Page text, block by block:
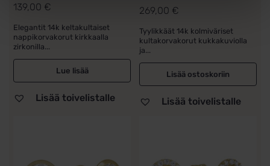
139,00 €
Elegantit 14k keltakultaiset
nappikorvakorut kirkkaalla
zirkonilla...
Lue lisää
Lisää toivelistalle
269,00 €
Tyylikkäät 14k kolmiväriset
kultakorvakorut kukkakuviolla
ja...
Lisää ostoskoriin
Lisää toivelistalle